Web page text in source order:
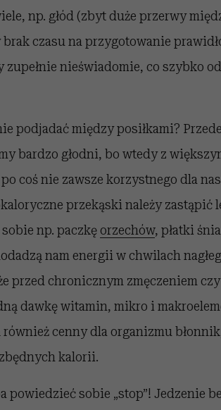
np. głód (zbyt duże przerwy
czasu na przygotowanie
zupełnie nieświadomie, co szybko
podjadać między posiłkami?
bardzo głodni, bo wtedy z
coś nie zawsze korzystnego dla
przekąski należy zastąpić
np. paczkę orzechów, płatki
nam energii w chwilach
przed chronicznym zmęczeniem
dawkę witamin, mikro i
cenny dla organizmu
kalorii.
powiedzieć sobie „stop”! Jedzenie